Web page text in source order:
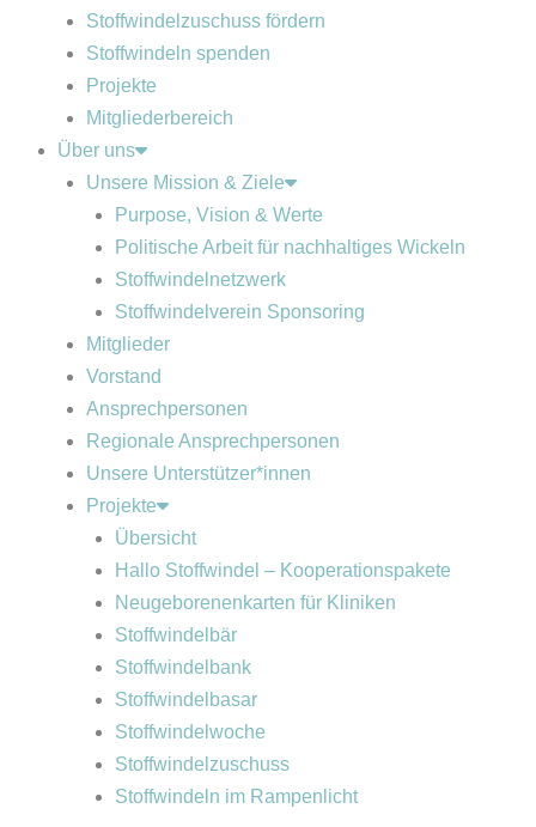
Stoffwindelzuschuss fördern
Stoffwindeln spenden
Projekte
Mitgliederbereich
Über uns
Unsere Mission & Ziele
Purpose, Vision & Werte
Politische Arbeit für nachhaltiges Wickeln
Stoffwindelnetzwerk
Stoffwindelverein Sponsoring
Mitglieder
Vorstand
Ansprechpersonen
Regionale Ansprechpersonen
Unsere Unterstützer*innen
Projekte
Übersicht
Hallo Stoffwindel – Kooperationspakete
Neugeborenenkarten für Kliniken
Stoffwindelbär
Stoffwindelbank
Stoffwindelbasar
Stoffwindelwoche
Stoffwindelzuschuss
Stoffwindeln im Rampenlicht